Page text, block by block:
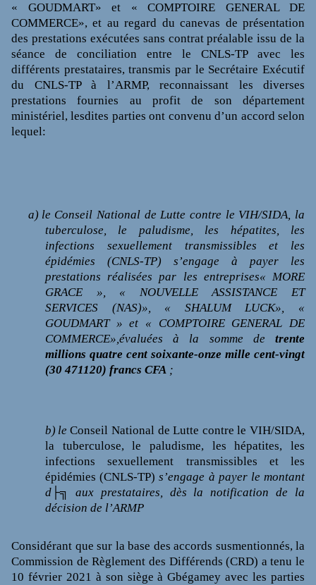
« GOUDMART» et « COMPTOIRE GENERAL DE
COMMERCE», et au regard du canevas de présentation
des prestations exécutées sans contrat préalable issu de la
séance de conciliation entre le CNLS-TP avec les
différents prestataires, transmis par le Secrétaire Exécutif
du CNLS-TP à l’ARMP, reconnaissant les diverses
prestations fournies au profit de son département
ministériel, lesdites parties ont convenu d’un accord selon
lequel:
a) le Conseil National de Lutte contre le VIH/SIDA, la
tuberculose, le paludisme, les hépatites, les
infections sexuellement transmissibles et les
épidémies (CNLS-TP) s’engage à payer les
prestations réalisées par les entreprises« MORE
GRACE », « NOUVELLE ASSISTANCE ET
SERVICES (NAS)», « SHALUM LUCK», «
GOUDMART » et « COMPTOIRE GENERAL DE
COMMERCE»,évaluées à la somme de trente
millions quatre cent soixante-onze mille cent-vingt
(30 471120) francs CFA ;
b) leConseil National de Lutte contre le VIH/SIDA,
la tuberculose, le paludisme, les hépatites, les
infections sexuellement transmissibles et les
épidémies (CNLS-TP)s’engage à payer le montant
d├╗ aux prestataires, dès la notification de la
décision de l’ARMP
Considérant que sur la base des accords susmentionnés, la
Commission de Règlement des Différends (CRD) a tenu le
10 février 2021 à son siège à Gbégamey avec les parties